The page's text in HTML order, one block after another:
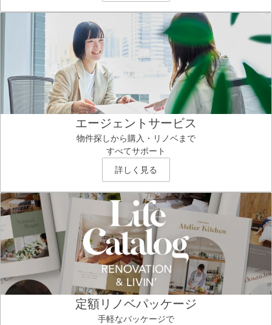
エージェントサービス
物件探しから購入・リノベまで
すべてサポート
詳しく見る
定額リノベパッケージ
手軽なパッケージで